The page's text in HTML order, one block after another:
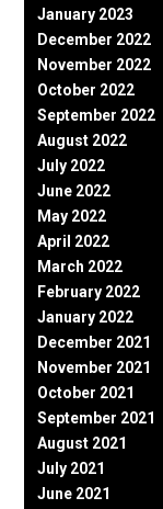
January 2023
December 2022
November 2022
October 2022
September 2022
August 2022
July 2022
June 2022
May 2022
April 2022
March 2022
February 2022
January 2022
December 2021
November 2021
October 2021
September 2021
August 2021
July 2021
June 2021